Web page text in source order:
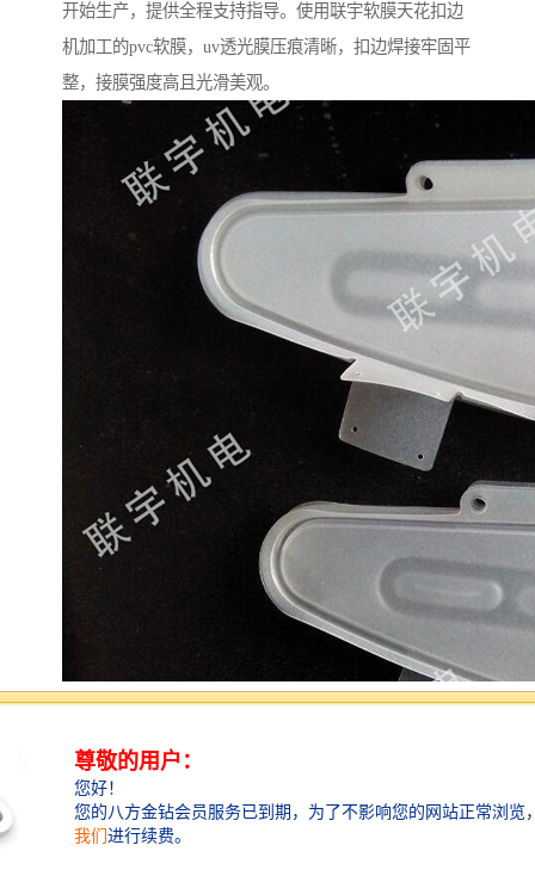
开始生产，提供全程支持指导。使用联宇软膜天花扣边
机加工的pvc软膜，uv透光膜压痕清晰，扣边焊接牢固平
整，接膜强度高且光滑美观。